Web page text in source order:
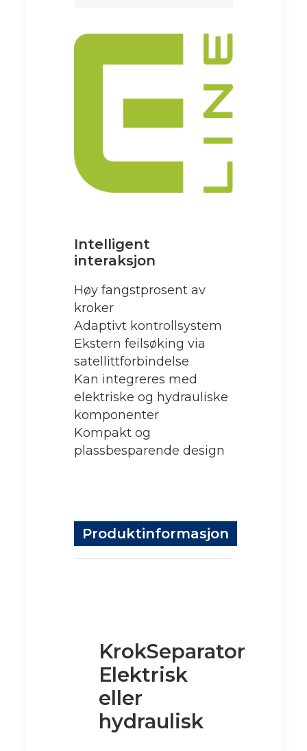
Intelligent
interaksjon
Høy fangstprosent av
kroker
Adaptivt kontrollsystem
Ekstern feilsøking via
satellittforbindelse
Kan integreres med
elektriske og hydrauliske
komponenter
Kompakt og
plassbesparende design
Produktinformasjon
KrokSeparator
Elektrisk
eller
hydraulisk